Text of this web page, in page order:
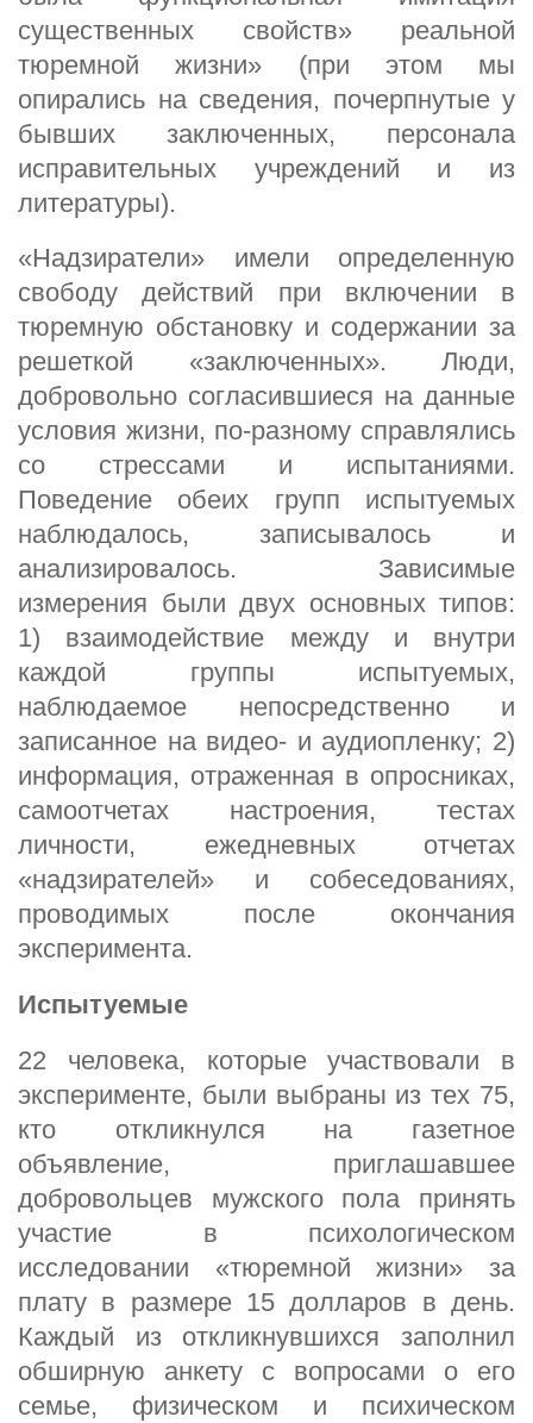
существенных свойств» реальной
тюремной жизни» (при этом мы
опирались на сведения, почерпнутые у
бывших заключенных, персонала
исправительных учреждений и из
литературы).
«Надзиратели» имели определенную
свободу действий при включении в
тюремную обстановку и содержании за
решеткой «заключенных». Люди,
добровольно согласившиеся на данные
условия жизни, по-разному справлялись
со стрессами и испытаниями.
Поведение обеих групп испытуемых
наблюдалось, записывалось и
анализировалось. Зависимые
измерения были двух основных типов:
1) взаимодействие между и внутри
каждой группы испытуемых,
наблюдаемое непосредственно и
записанное на видео- и аудиопленку; 2)
информация, отраженная в опросниках,
самоотчетах настроения, тестах
личности, ежедневных отчетах
«надзирателей» и собеседованиях,
проводимых после окончания
эксперимента.
Испытуемые
22 человека, которые участвовали в
эксперименте, были выбраны из тех 75,
кто откликнулся на газетное
объявление, приглашавшее
добровольцев мужского пола принять
участие в психологическом
исследовании «тюремной жизни» за
плату в размере 15 долларов в день.
Каждый из откликнувшихся заполнил
обширную анкету с вопросами о его
семье, физическом и психическом